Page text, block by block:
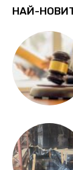
НАЙ-